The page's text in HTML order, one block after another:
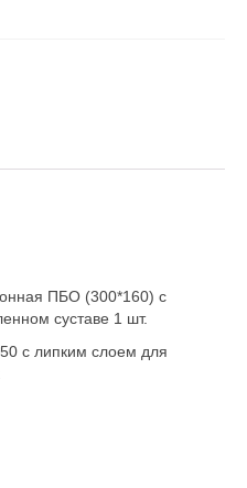
ПБО (300*160) с
суставе 1 шт.
с липким слоем для